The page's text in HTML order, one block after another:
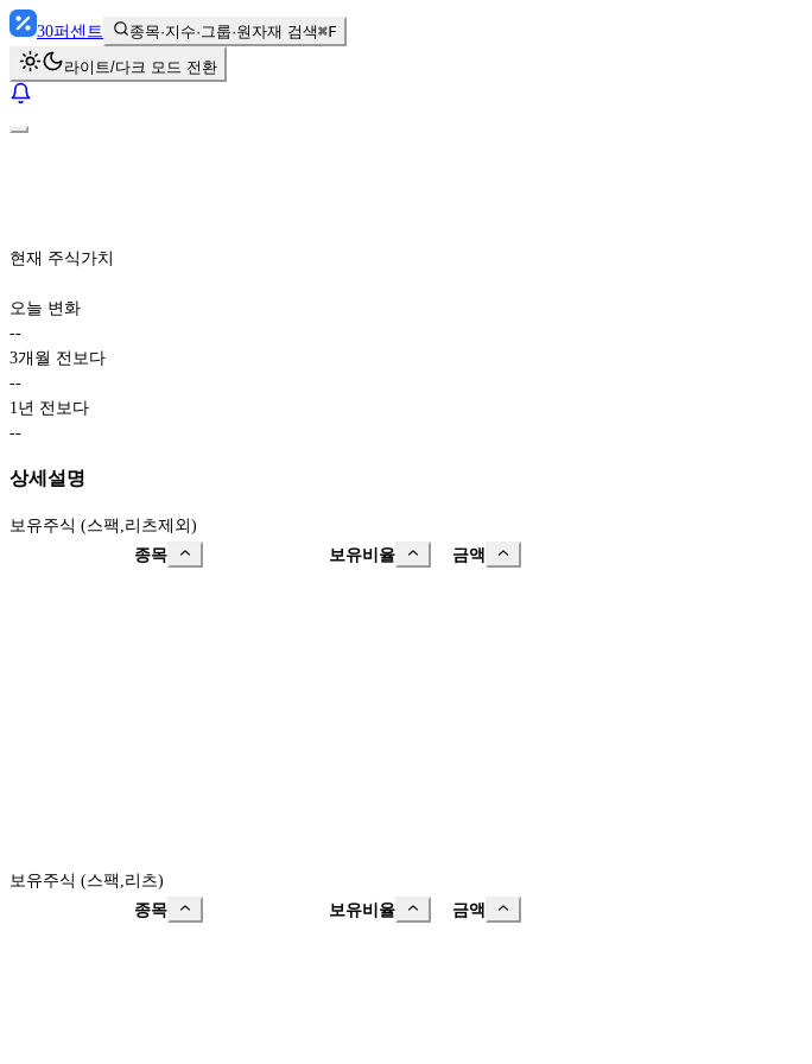
30퍼센트 종목·지수·그룹·원자재 검색⌘F
라이트/다크 모드 전환
현재 주식가치
오늘 변화
--
3개월 전보다
--
1년 전보다
--
상세설명
보유주식 (스팩,리츠제외)
종목
보유비율 금액
보유주식 (스팩,리츠)
종목
보유비율 금액